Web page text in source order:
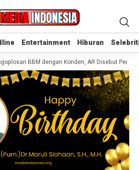
Entertainment Hiburan
Entertainment Hiburan
BBM dengan Konden, AR Disebut